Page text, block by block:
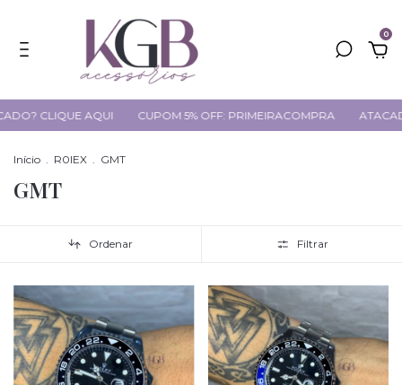
0
AQUI CUPOM 5% OFF: PRIMEIRACOMPRA ATACADO?
Início . R0lEX . GMT
GMT
Ordenar Filtrar